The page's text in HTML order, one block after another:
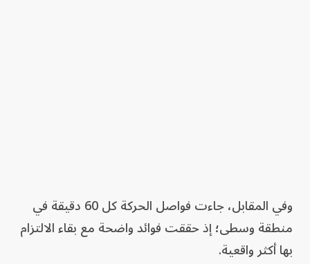
وفي المقابل، جاءت فواصل الحركة كل 60 دقيقة في
منطقة وسطى؛ إذ حققت فوائد واضحة مع بقاء الالتزام
بها أكثر واقعية.